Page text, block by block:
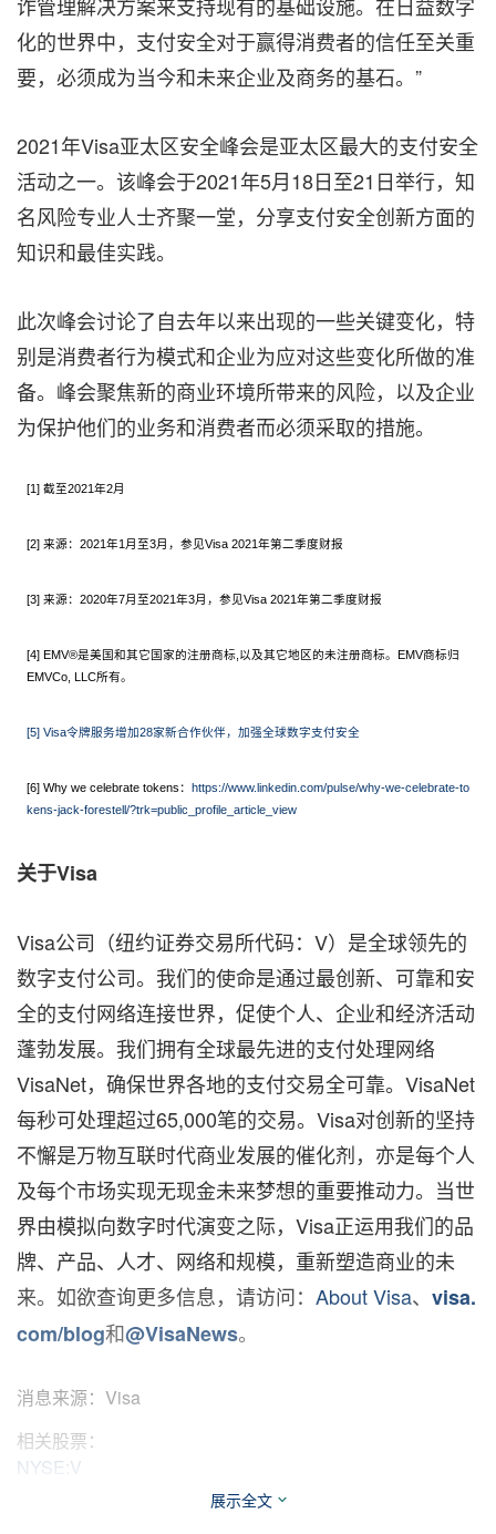
化的世界中，支付安全对于赢得消费者的信任至关重
要，必须成为当今和未来企业及商务的基石。”
2021年Visa亚太区安全峰会是亚太区最大的支付安全
活动之一。该峰会于2021年5月18日至21日举行，知
名风险专业人士齐聚一堂，分享支付安全创新方面的
知识和最佳实践。
此次峰会讨论了自去年以来出现的一些关键变化，特
别是消费者行为模式和企业为应对这些变化所做的准
备。峰会聚焦新的商业环境所带来的风险，以及企业
为保护他们的业务和消费者而必须采取的措施。
[1] 截至2021年2月
[2] 来源：2021年1月至3月，参见Visa 2021年第二季度财报
[3] 来源：2020年7月至2021年3月，参见Visa 2021年第二季度财报
[4] EMV®是美国和其它国家的注册商标,以及其它地区的未注册商标。EMV商标归
EMVCo, LLC所有。
[5] Visa令牌服务增加28家新合作伙伴，加强全球数字支付安全
[6] Why we celebrate tokens： https://www.linkedin.com/pulse/why-we-celebrate-to
kens-jack-forestell/?trk=public_profile_article_view
关于Visa
Visa公司（纽约证券交易所代码：V）是全球领先的
数字支付公司。我们的使命是通过最创新、可靠和安
全的支付网络连接世界，促使个人、企业和经济活动
蓬勃发展。我们拥有全球最先进的支付处理网络
VisaNet，确保世界各地的支付交易全可靠。VisaNet
每秒可处理超过65,000笔的交易。Visa对创新的坚持
不懈是万物互联时代商业发展的催化剂，亦是每个人
及每个市场实现无现金未来梦想的重要推动力。当世
界由模拟向数字时代演变之际，Visa正运用我们的品
牌、产品、人才、网络和规模，重新塑造商业的未
来。如欲查询更多信息，请访问： About Visa、 visa.
com/blog和@VisaNews。
消息来源：Visa
相关股票：
NYSE:V
展示全文